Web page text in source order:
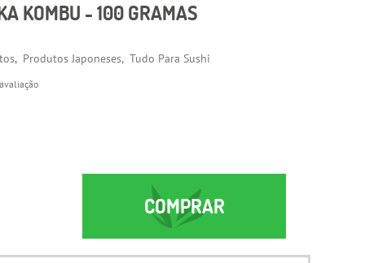
KOMBU - 100 GRAMAS
Produtos Japoneses Tudo Para Sushi
COMPRAR